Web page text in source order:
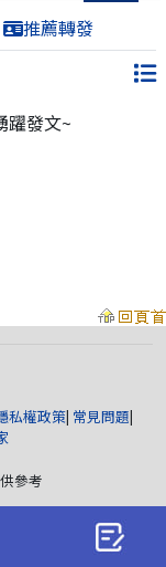
推薦轉發
躍發文~
私權政策| 常見問題|
參考
Reserved.